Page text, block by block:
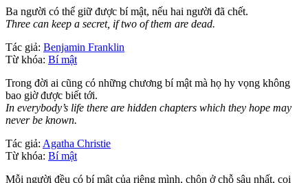
Ba người có thể giữ được bí mật, nếu hai người đã chết.
Three can keep a secret, if two of them are dead.
Tác giả: Benjamin Franklin
Từ khóa: Bí mật
Trong đời ai cũng có những chương bí mật mà họ hy vọng không
bao giờ được biết tới.
In everybody’s life there are hidden chapters which they hope may
never be known.
Tác giả: Agatha Christie
Từ khóa: Bí mật
Mỗi người đều có bí mật của riêng mình, chôn ở chỗ sâu nhất, coi